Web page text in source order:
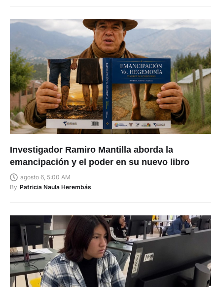
Investigador Ramiro Mantilla aborda la
emancipación y el poder en su nuevo libro
agosto 6, 5:00 AM
By Patricia Naula Herembás